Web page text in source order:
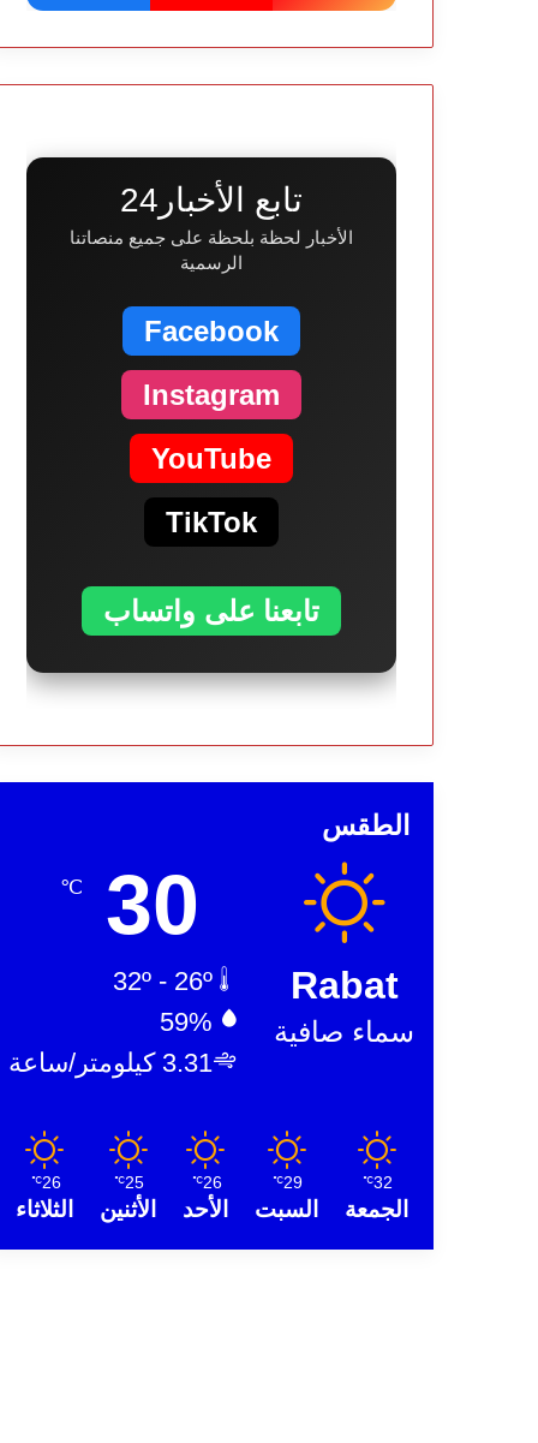
تابع الأخبار24
الأخبار لحظة بلحظة على جميع منصاتنا
الرسمية
Facebook
Instagram
YouTube
TikTok
تابعنا على واتساب
الطقس
Rabat
سماء صافية
30
℃
59%
3.31 كيلومتر/ساعة
32
℃
الجمعة
29
℃
السبت
26
℃
الأحد
25
℃
الأثنين
26
℃
الثلاثاء